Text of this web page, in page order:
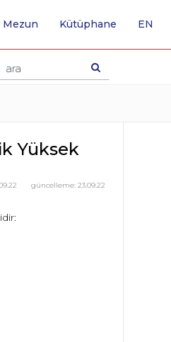
Mezun Kütüphane EN
Yüksek
güncelleme: 23.09.22